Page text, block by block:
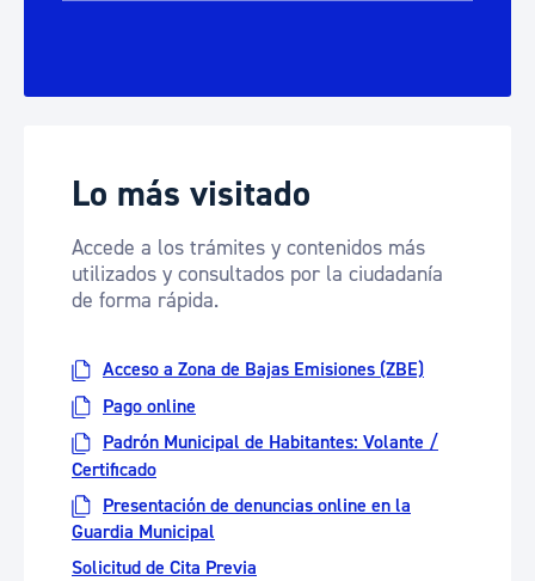
Lo más visitado
Accede a los trámites y contenidos más
utilizados y consultados por la ciudadanía
de forma rápida.
Acceso a Zona de Bajas Emisiones (ZBE)
Pago online
Padrón Municipal de Habitantes: Volante /
Certificado
Presentación de denuncias online en la
Guardia Municipal
Solicitud de Cita Previa